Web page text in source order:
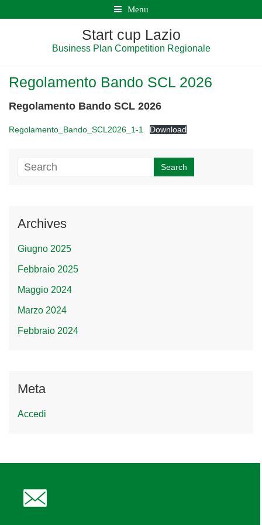
Menu
Start cup Lazio
Business Plan Competition Regionale
Regolamento Bando SCL 2026
Regolamento Bando SCL 2026
Regolamento_Bando_SCL2026_1-1 Download
Archives
Giugno 2025
Febbraio 2025
Maggio 2024
Marzo 2024
Febbraio 2024
Meta
Accedi